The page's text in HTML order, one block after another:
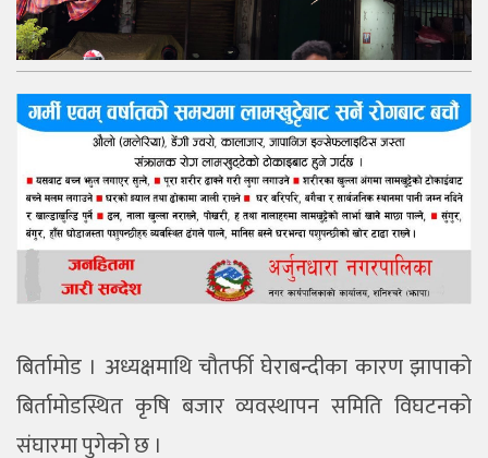
बिर्तामोड । अध्यक्षमाथि चौतर्फी घेराबन्दीका कारण झापाको
बिर्तामोडस्थित कृषि बजार व्यवस्थापन समिति विघटनको
संघारमा पुगेको छ ।